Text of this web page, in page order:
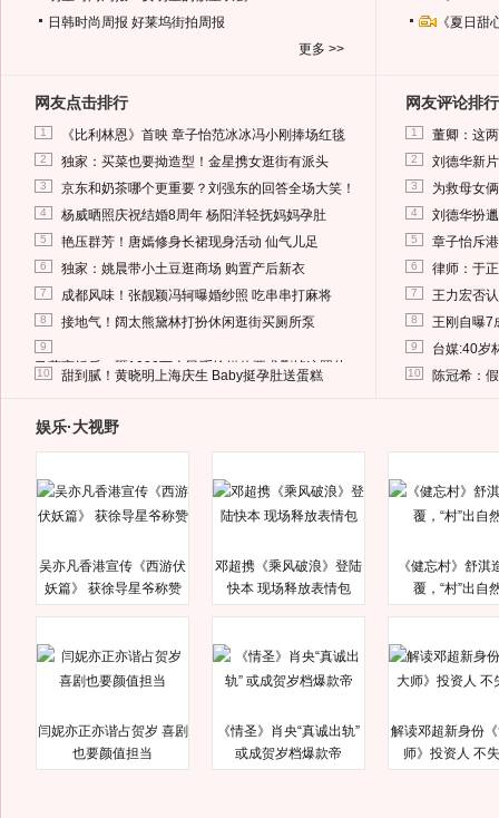
日韩时尚周报 好莱坞街拍周报
更多 >>
《夏日
网友点击排行
1 《比利林恩》首映 章子怡范冰冰冯小刚捧场红毯
2 独家：买菜也要拗造型！金星携女逛街有派头
3 京东和奶茶哪个更重要？刘强东的回答全场大笑！
4 杨威晒照庆祝结婚8周年 杨阳洋轻抚妈妈孕肚
5 艳压群芳！唐嫣修身长裙现身活动 仙气儿足
6 独家：姚晨带小土豆逛商场 购置产后新衣
7 成都风味！张靓颖冯轲曝婚纱照 吃串串打麻将
8 接地气！阔太熊黛林打扮休闲逛街买厕所泵
9
马蓉离婚后，砸1000万人民币给媒体要求删掉这照片
10 甜到腻！黄晓明上海庆生 Baby挺孕肚送蛋糕
网友评论排行
1 董卿：这
2 刘德华新
3 为救母女
4 刘德华扮
5 章子怡斥
6 律师：于
7 王力宏否
8 王刚自曝7
9 台媒:40岁
10 陈冠希：
娱乐·大视野
吴亦凡香港宣传《西游伏
妖篇》 获徐导星爷称赞
邓超携《乘风破浪》登陆
快本 现场释放表情包
《健忘村》舒淇
覆，“村”出自
闫妮亦正亦谐占贺岁 喜剧
也要颜值担当
《情圣》肖央“真诚出轨”
或成贺岁档爆款帝
解读邓超新身份
师》投资人 不